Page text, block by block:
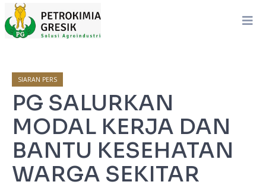
SIARAN PERS
PG SALURKAN
MODAL KERJA DAN
BANTU KESEHATAN
WARGA SEKITAR